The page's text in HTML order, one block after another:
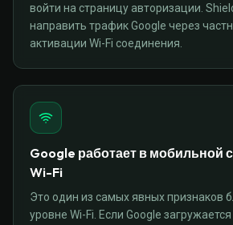
войти на страницу авторизации.
направить трафик Google через
активации Wi-Fi соединения.
Google работает в мобильной
Wi-Fi
Это один из самых явных признаков
уровне Wi-Fi. Если Google